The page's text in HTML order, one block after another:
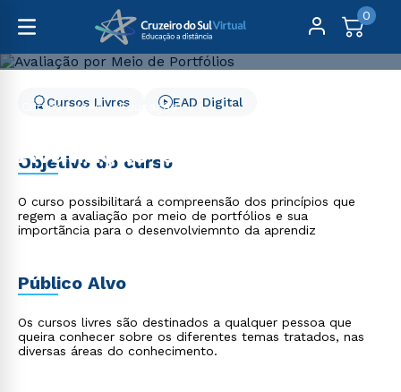
0
Cursos Livres
Educação
Avaliação por Meio de
Portfólios
Cursos Livres EAD Digital
Objetivo do curso
O curso possibilitará a compreensão dos princípios que
regem a avaliação por meio de portfólios e sua
importãncia para o desenvolviemnto da aprendiz
Público Alvo
Os cursos livres são destinados a qualquer pessoa que
queira conhecer sobre os diferentes temas tratados, nas
diversas áreas do conhecimento.